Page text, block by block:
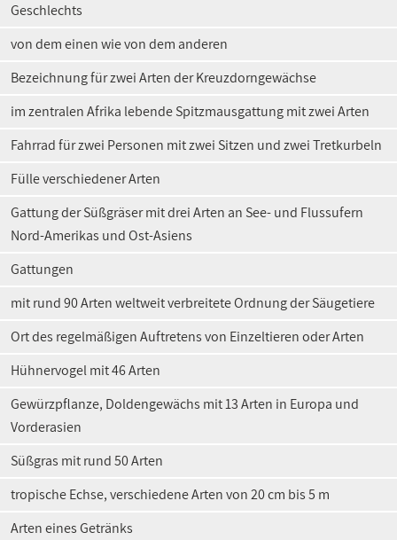
Geschlechts
von dem einen wie von dem anderen
Bezeichnung für zwei Arten der Kreuzdorngewächse
im zentralen Afrika lebende Spitzmausgattung mit zwei Arten
Fahrrad für zwei Personen mit zwei Sitzen und zwei Tretkurbeln
Fülle verschiedener Arten
Gattung der Süßgräser mit drei Arten an See- und Flussufern
Nord-Amerikas und Ost-Asiens
Gattungen
mit rund 90 Arten weltweit verbreitete Ordnung der Säugetiere
Ort des regelmäßigen Auftretens von Einzeltieren oder Arten
Hühnervogel mit 46 Arten
Gewürzpflanze, Doldengewächs mit 13 Arten in Europa und
Vorderasien
Süßgras mit rund 50 Arten
tropische Echse, verschiedene Arten von 20 cm bis 5 m
Arten eines Getränks